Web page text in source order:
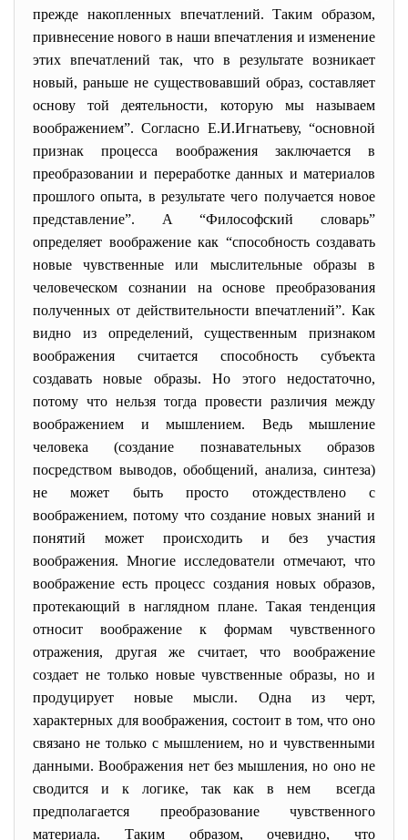
прежде накопленных впечатлений. Таким образом,
привнесение нового в наши впечатления и изменение
этих впечатлений так, что в результате возникает
новый, раньше не существовавший образ, составляет
основу той деятельности, которую мы называем
воображением”. Согласно Е.И.Игнатьеву, “основной
признак процесса воображения заключается в
преобразовании и переработке данных и материалов
прошлого опыта, в результате чего получается новое
представление”. А “Философский словарь”
определяет воображение как “способность создавать
новые чувственные или мыслительные образы в
человеческом сознании на основе преобразования
полученных от действительности впечатлений”. Как
видно из определений, существенным признаком
воображения считается способность субъекта
создавать новые образы. Но этого недостаточно,
потому что нельзя тогда провести различия между
воображением и мышлением. Ведь мышление
человека (создание познавательных образов
посредством выводов, обобщений, анализа, синтеза)
не может быть просто отождествлено с
воображением, потому что создание новых знаний и
понятий может происходить и без участия
воображения. Многие исследователи отмечают, что
воображение есть процесс создания новых образов,
протекающий в наглядном плане. Такая тенденция
относит воображение к формам чувственного
отражения, другая же считает, что воображение
создает не только новые чувственные образы, но и
продуцирует новые мысли. Одна из черт,
характерных для воображения, состоит в том, что оно
связано не только с мышлением, но и чувственными
данными. Воображения нет без мышления, но оно не
сводится и к логике, так как в нем всегда
предполагается преобразование чувственного
материала. Таким образом, очевидно, что